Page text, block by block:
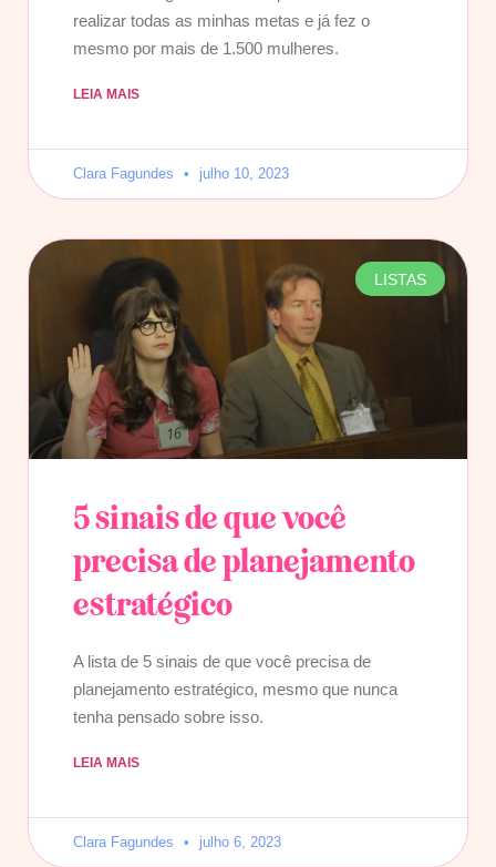
realizar todas as minhas metas e já fez o
mesmo por mais de 1.500 mulheres.
LEIA MAIS
Clara Fagundes julho 10, 2023
LISTAS
5 sinais de que você
precisa de planejamento
estratégico
A lista de 5 sinais de que você precisa de
planejamento estratégico, mesmo que nunca
tenha pensado sobre isso.
LEIA MAIS
Clara Fagundes julho 6, 2023